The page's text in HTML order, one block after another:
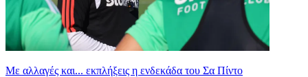
Με αλλαγές και... εκπλήξεις η ενδεκάδα του Σα Πίντο